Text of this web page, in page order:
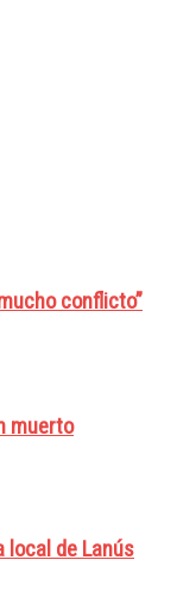
conflicto”
muerto
local de Lanús